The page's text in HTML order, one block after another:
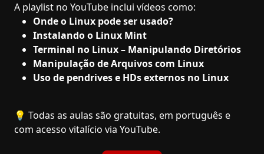
A playlist no YouTube inclui vídeos como:
Onde o Linux pode ser usado?
Instalando o Linux Mint
Terminal no Linux – Manipulando Diretórios
Manipulação de Arquivos com Linux
Uso de pendrives e HDs externos no Linux
💡 Todas as aulas são gratuitas, em português e
com acesso vitalício via YouTube.